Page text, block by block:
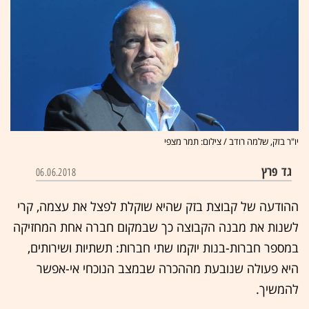
יו"ר בזק, שלמה רודב / צילום: תמר מצפי
גד פרץ 06.06.2018
ההודעה של קבוצת בזק שהיא שוקלת לפצל את עצמה, קרי
לשנות את מבנה הקבוצה כך שבמקום חברה אחת המחזיקה
במספר חברות-בנות יוקמו שתי חברות: תשתיות ושירותים,
היא פעולה שנובעת מההכרה שבמצב הנוכחי אי-אפשר
להמשיך.